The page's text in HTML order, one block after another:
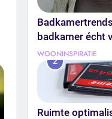
badkamer écht
WOONINSPIRATIE
2
Ruimte